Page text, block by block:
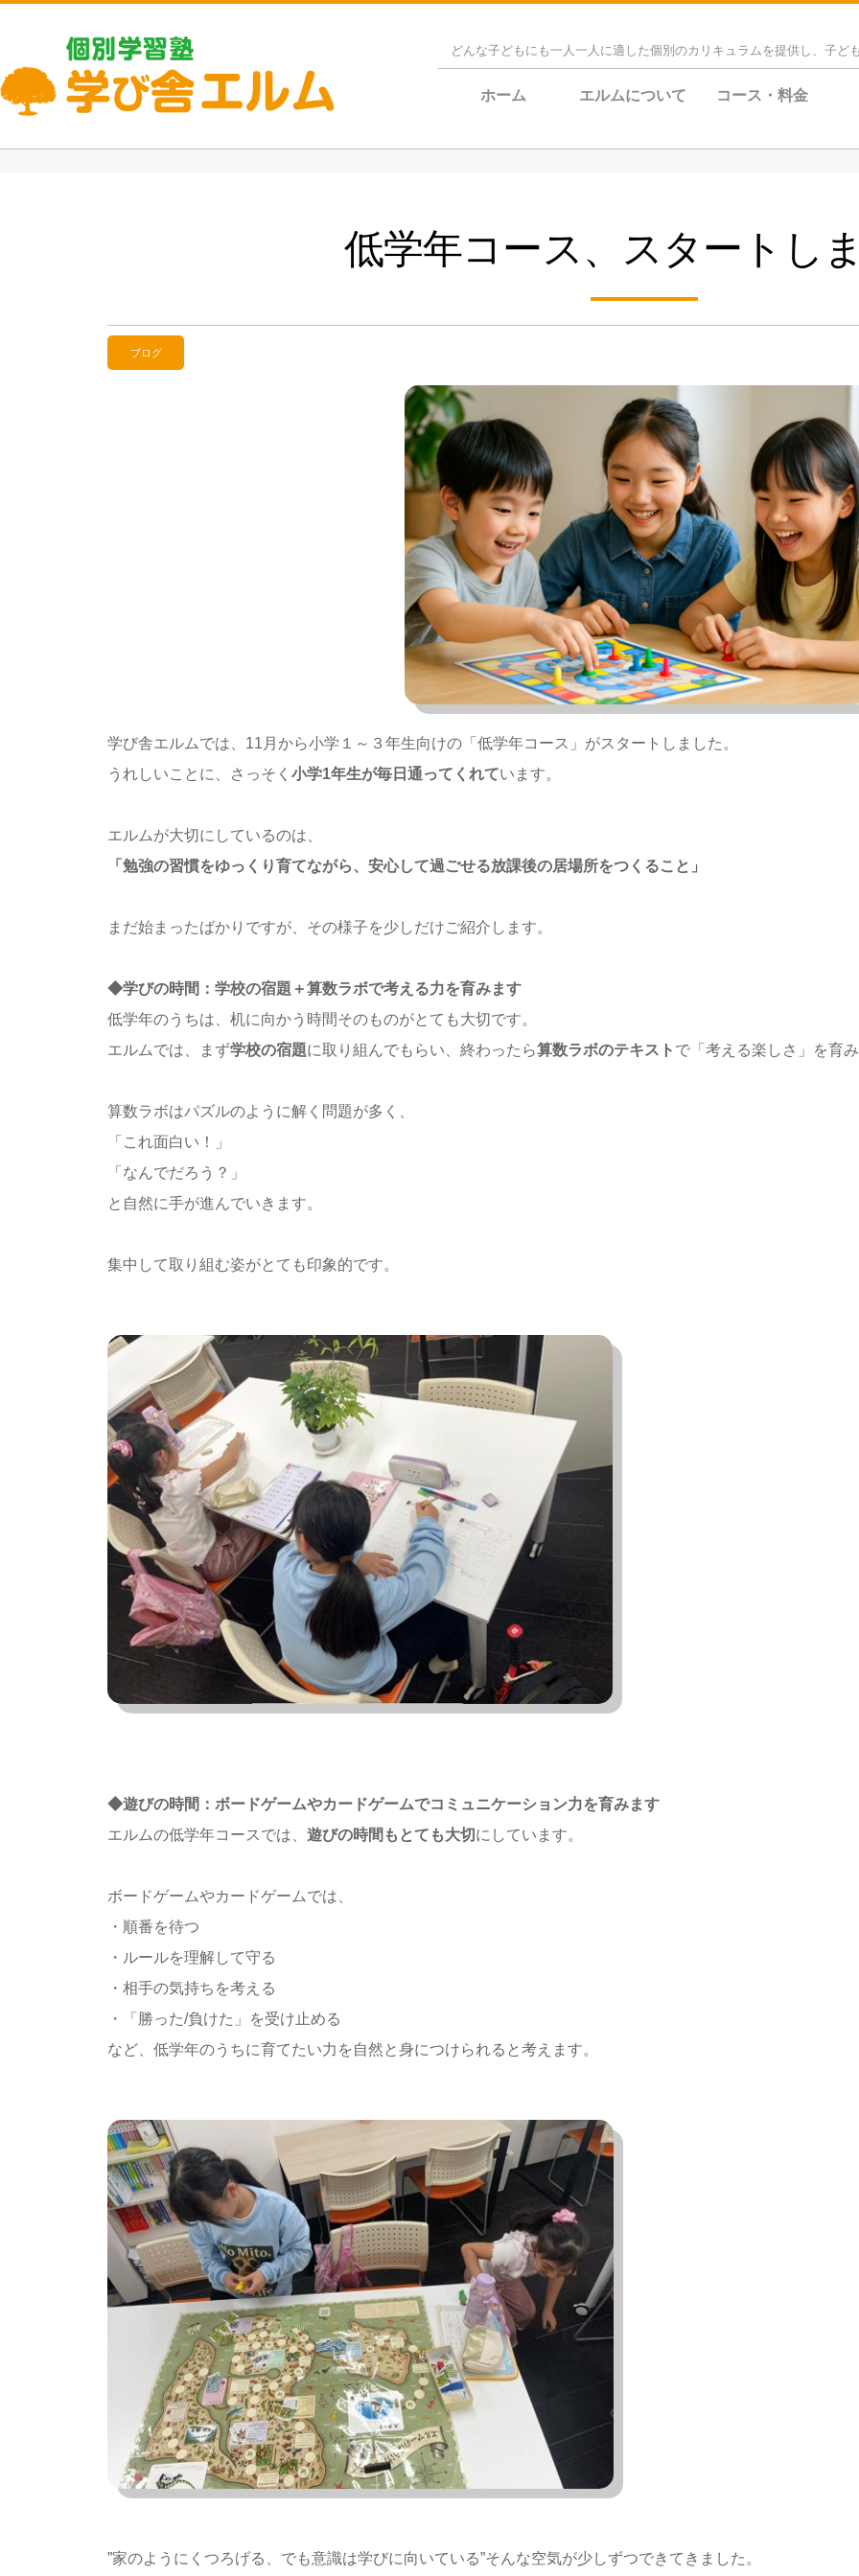
どんな子どもにも一人一人に適した個別のカリキュラムを提供し、子ど
ホーム エルムについて コース・料金
低学年コース、スタートし
ブログ
学び舎エルムでは、11月から小学１～３年生向けの「低学年コース」がスタートしました。
うれしいことに、さっそく 小学1年生が毎日通ってくれています。
エルムが大切にしているのは、
「勉強の習慣をゆっくり育てながら、安心して過ごせる放課後の居場所をつくること」
まだ始まったばかりですが、その様子を少しだけご紹介します。
◆学びの時間：学校の宿題＋算数ラボで考える力を育みます
低学年のうちは、机に向かう時間そのものがとても大切です。
エルムでは、まず学校の宿題に取り組んでもらい、終わったら算数ラボのテキスト で「考える楽しさ」を育
算数ラボはパズルのように解く問題が多く、
「これ面白い！」
「なんでだろう？」
と自然に手が進んでいきます。
集中して取り組む姿がとても印象的です。
◆遊びの時間：ボードゲームやカードゲームでコミュニケーション力を育みます
エルムの低学年コースでは、 遊びの時間もとても大切 にしています。
ボードゲームやカードゲームでは、
・順番を待つ
・ルールを理解して守る
・相手の気持ちを考える
・「勝った/負けた」を受け止める
など、低学年のうちに育てたい力を自然と身につけられると考えます。
”家のようにくつろげる、でも意識は学びに向いている”そんな空気が少しずつできてきました。